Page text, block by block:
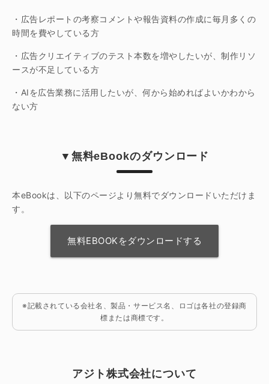
・広告レポートの考察コメントや報告資料の作成に毎月多くの
時間を費やしている方
・広告クリエイティブのテスト本数を増やしたいが、制作リソ
ースが不足している方
・AIを広告業務に活用したいが、何から始めればよいかわから
ない方
▼無料eBookのダウンロード
本eBookは、以下のページより無料でダウンロードいただけま
す。
無料EBOOKをダウンロードする
※記載されている会社名、製品・サービス名、ロゴは各社の登録商
標または商標です。
アジト株式会社について